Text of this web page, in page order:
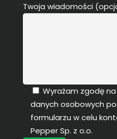
Twoja wiadomości
Wyrażam zgodę
danych osobowych
formularzu w celu
Pepper Sp. z o.o.